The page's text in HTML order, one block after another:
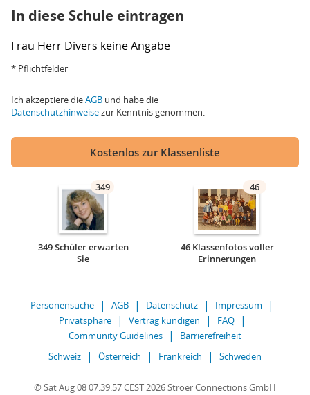
In diese Schule eintragen
Frau Herr Divers keine Angabe
* Pflichtfelder
Ich akzeptiere dieAGB und habe die
Datenschutzhinweisezur Kenntnis genommen.
Kostenlos zur Klassenliste
349
349 Schüler erwarten
Sie
46
46 Klassenfotos voller
Erinnerungen
Personensuche AGB Datenschutz
Impressum
Privatsphäre
Vertrag kündigen
FAQ
Community Guidelines
Barrierefreiheit
Schweiz
Österreich Frankreich Schweden
© Sat Aug 08 07:39:57 CEST 2026 Ströer Connections GmbH